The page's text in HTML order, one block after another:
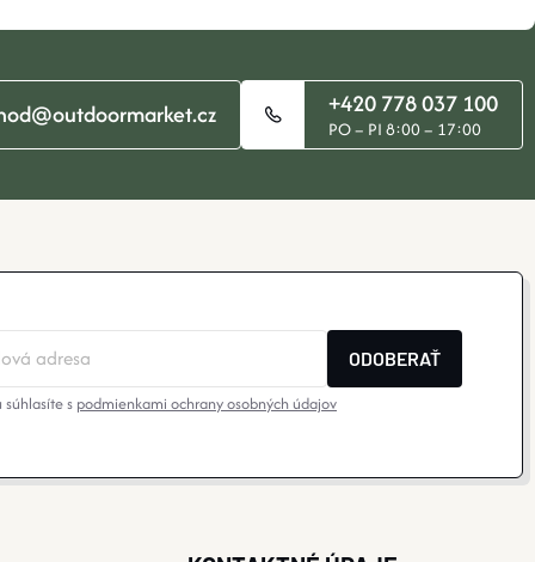
+420 778 037 100
PO – PI 8:00 – 17:00
ODOBERAŤ
s podmienkami ochrany osobných údajov